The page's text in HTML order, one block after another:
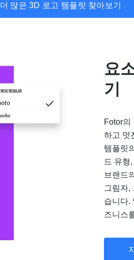
더 많은 3D 로고 템플릿 찾아보기
요
기
Fotor의
하고 멋
템플릿
드 유형
브랜드
그림자,
습니다.
즈니스